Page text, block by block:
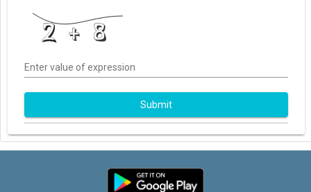
Enter value of expression
Submit